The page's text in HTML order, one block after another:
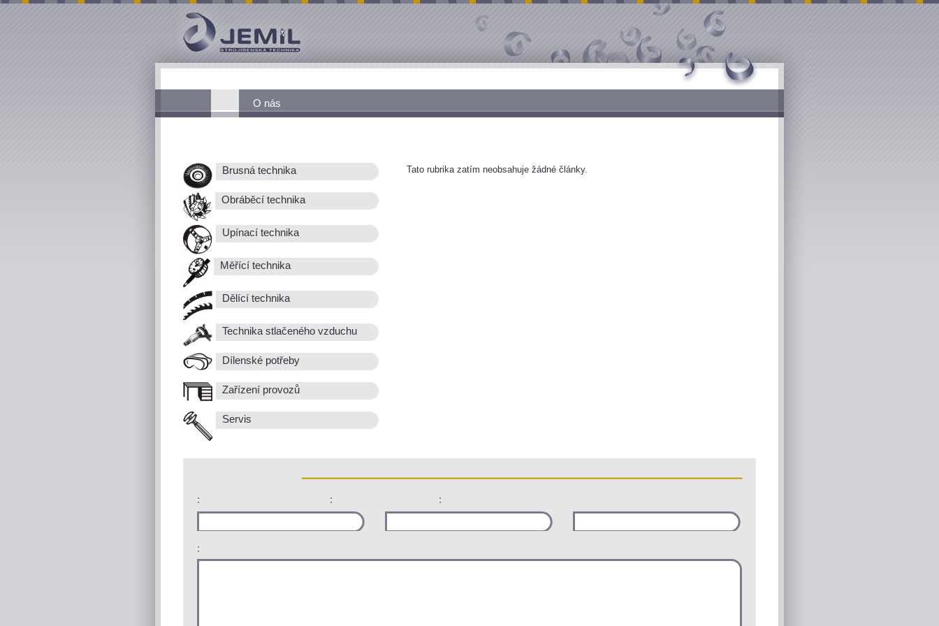
O nás
Brusná technika
Obráběcí technika
Upínací technika
Měřící technika
Dělící technika
Technika stlačeného vzduchu
Dílenské potřeby
Zařízení provozů
Servis
Tato rubrika zatím neobsahuje žádné články.
: : :
: